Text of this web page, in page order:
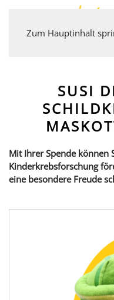
Zum Hauptinhalt
SUSI
Mit Ihrer Spende können
Kinderkrebsforschung
eine besondere Freude